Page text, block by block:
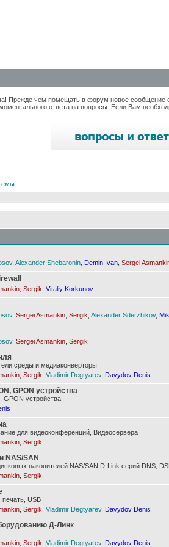
Прежде чем помещать в форум новое сообщение
ответа на вопросы. Если Вам
, Alexander Shebaronin Demin Ivan Sergei
Sergik Vitaliy Korkunov
, Sergei Asmankin Sergik Alexander Sderzhikov,
, Sergei Asmankin Sergik
среды и медиаконверторы
Sergik Vladimir Degtyarev, Davydov Denis
GPON устройства
GPON устройства
для видеоконференций, Видеосервера
Sergik
NAS/SAN
накопителей NAS/SAN D-Link серий DNS,
Sergik
USB
Sergik Vladimir Degtyarev, Davydov Denis
Д-Линк
Sergik Vladimir Degtyarev, Davydov Denis